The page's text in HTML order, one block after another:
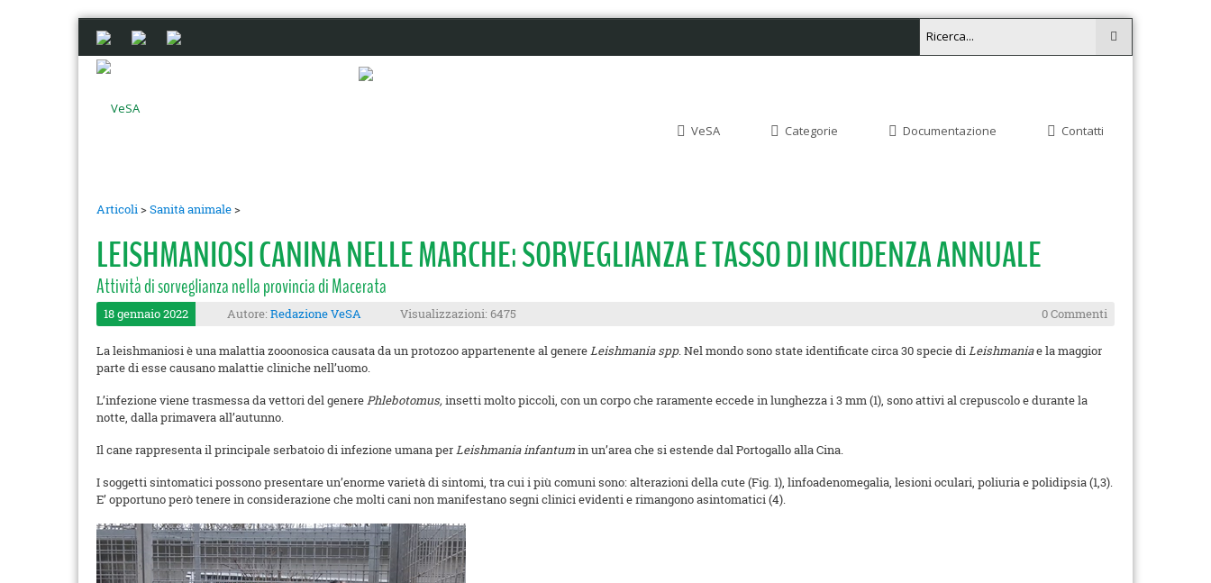
VeSA Categorie Documentazione Contatti
Articoli>Sanità animale>
LEISHMANIOSI CANINA NELLE MARCHE: SORVEGLIANZA E TASSO DI INCIDENZA ANNUALE
Attività di sorveglianza nella provincia di Macerata
18 gennaio 2022 Autore: Redazione VeSA Visualizzazioni: 6475 0 Commenti
La leishmaniosi è una malattia zooonosica causata da un protozoo appartenente al genereLeishmania spp. Nel mondo sono state identificate circa 30 specie diLeishmaniae la maggior
parte di esse causano malattie cliniche nell’uomo.
L’infezione viene trasmessa da vettori del generePhlebotomus,insetti molto piccoli, con un corpo che raramente eccede in lunghezza i 3 mm (1), sono attivi al crepuscolo e durante la
notte, dalla primavera all’autunno.
Il cane rappresenta il principale serbatoio di infezione umana perLeishmania infantumin un’area che si estende dal Portogallo alla Cina.
I soggetti sintomatici possono presentare un’enorme varietà di sintomi, tra cui i più comuni sono: alterazioni della cute (Fig. 1), linfoadenomegalia, lesioni oculari, poliuria e polidipsia (1,3).
E’ opportuno però tenere in considerazione che molti cani non manifestano segni clinici evidenti e rimangono asintomatici (4).